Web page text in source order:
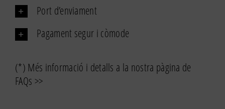
Port d’enviament
Pagament segur i còmode
(*) Més informació i detalls a la nostra pàgina de
FAQs >>